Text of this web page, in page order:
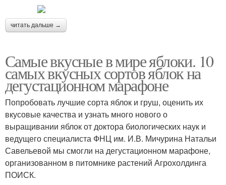
читать дальше →
Самые вкусные в мире яблоки. 10
самых вкусных сортов яблок на
дегустационном марафоне
Попробовать лучшие сорта яблок и груш, оценить их
вкусовые качества и узнать много нового о
выращивании яблок от доктора биологических наук и
ведущего специалиста ФНЦ им. И.В. Мичурина Натальи
Савельевой мы смогли на дегустационном марафоне,
организованном в питомнике растений Агрохолдинга
ПОИСК.